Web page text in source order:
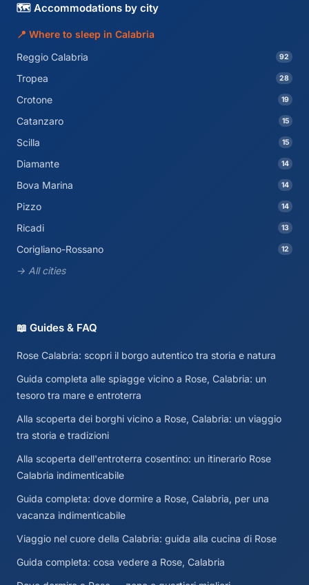
🗺️ Accommodations by city
📍 Where to sleep in Calabria
Reggio Calabria
92
Tropea 28
Crotone 19
Catanzaro 15
Scilla 15
Diamante 14
Bova Marina 14
Pizzo 14
Ricadi 13
Corigliano-Rossano 12
→ All cities
📖 Guides & FAQ
Rose Calabria: scopri il borgo autentico tra storia e natura
Guida completa alle spiagge vicino a Rose, Calabria: un
tesoro tra mare e entroterra
Alla scoperta dei borghi vicino a Rose, Calabria: un viaggio
tra storia e tradizioni
Alla scoperta dell'entroterra cosentino: un itinerario Rose
Calabria indimenticabile
Guida completa: dove dormire a Rose, Calabria, per una
vacanza indimenticabile
Viaggio nel cuore della Calabria: guida alla cucina di Rose
Guida completa: cosa vedere a Rose, Calabria